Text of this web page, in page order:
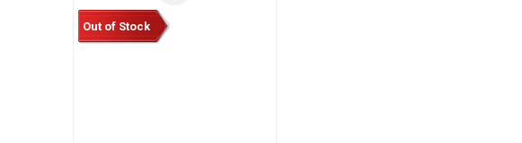
Out of Stock